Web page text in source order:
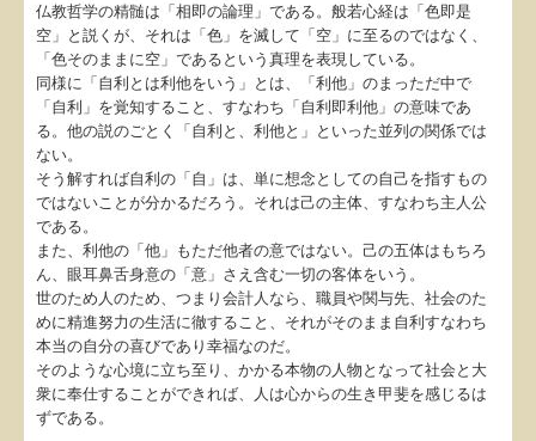
個人情報保護方針
証憑保存機能
定額減税
仏教哲学の精髄は「相即の論理」である。般若心経は「色即是
空」と説くが、それは「色」を滅して「空」に至るのではなく、
「色そのままに空」であるという真理を表現している。
同様に「自利とは利他をいう」とは、「利他」のまっただ中で
「自利」を覚知すること、すなわち「自利即利他」の意味であ
る。他の説のごとく「自利と、利他と」といった並列の関係では
ない。
そう解すれば自利の「自」は、単に想念としての自己を指すもの
ではないことが分かるだろう。それは己の主体、すなわち主人公
である。
また、利他の「他」もただ他者の意ではない。己の五体はもちろ
ん、眼耳鼻舌身意の「意」さえ含む一切の客体をいう。
世のため人のため、つまり会計人なら、職員や関与先、社会のた
めに精進努力の生活に徹すること、それがそのまま自利すなわち
本当の自分の喜びであり幸福なのだ。
そのような心境に立ち至り、かかる本物の人物となって社会と大
衆に奉仕することができれば、人は心からの生き甲斐を感じるは
ずである。